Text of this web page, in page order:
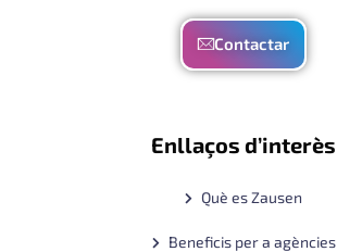
Contactar
Enllaços d’interès
Què es Zausen
Beneficis per a agències